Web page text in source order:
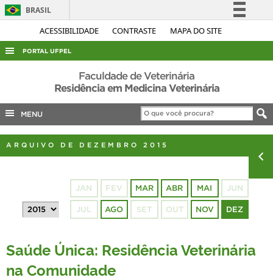
ACESSIBILIDADE CONTRASTE MAPA DO SITE
BRASIL
Simplifique!
Acesso à informação
Legislação
Canais
PORTAL UFPEL
ACESSO À INFORMAÇÃO
AUDITORIA
COBALTO
CONCURSOS
PORTARIAS
Faculdade de Veterinária
Residência em Medicina Veterinária
MENU
ARQUIVO DE DEZEMBRO 2015
JAN FEV MAR ABR MAI JUN
JUL AGO SET OUT NOV DEZ
Saúde Única: Residência Veterinária
na Comunidade